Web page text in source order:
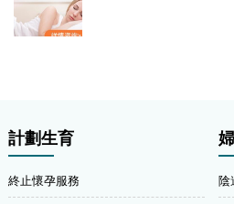
計劃生育
終止懷孕服務
陰